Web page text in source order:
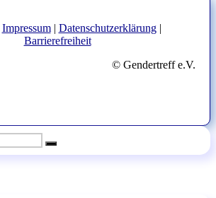
Impressum| Datenschutzerklärung|
Barrierefreiheit
© Gendertreff e.V.
Suchen